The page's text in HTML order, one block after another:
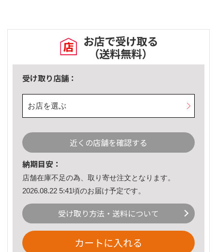
お店で受け取る
（送料無料）
受け取り店舗：
お店を選ぶ
近くの店舗を確認する
納期目安：
店舗在庫不足の為、取り寄せ注文となります。
2026.08.22 5:41頃のお届け予定です。
受け取り方法・送料について
カートに入れる